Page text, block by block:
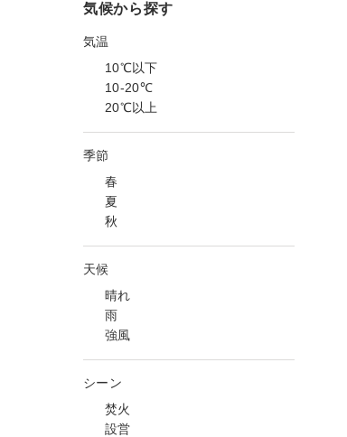
気候から探す
気温
10℃以下
10-20℃
20℃以上
季節
春
夏
秋
天候
晴れ
雨
強風
シーン
焚火
設営